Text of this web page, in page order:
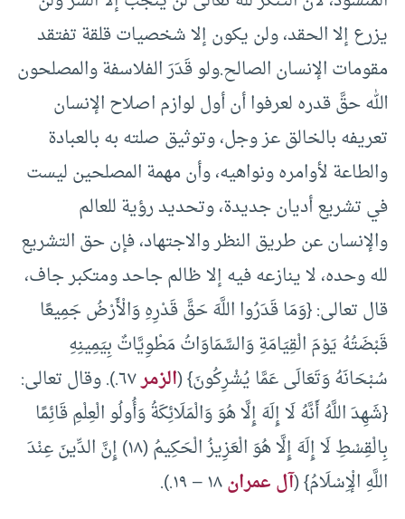
يزرع إلا الحقد، ولن يكون إلا شخصيات قلقة تفتقد
مقومات الإنسان الصالح.ولو قَدَرَ الفلاسفة والمصلحون
الله حقَّ قدره لعرفوا أن أول لوازم اصلاح الإنسان
تعريفه بالخالق عز وجل، وتوثيق صلته به بالعبادة
والطاعة لأوامره ونواهيه، وأن مهمة المصلحين ليست
في تشريع أديان جديدة، وتحديد رؤية للعالم
والإنسان عن طريق النظر والاجتهاد، فإن حق التشريع
لله وحده، لا ينازعه فيه إلا ظالم جاحد ومتكبر جاف،
قال تعالى: {وَمَا قَدَرُوا اللَّهَ حَقَّ قَدْرِهِ وَالْأَرْضُ جَمِيعًا
قَبْضَتُهُ يَوْمَ الْقِيَامَةِ وَالسَّمَاوَاتُ مَطْوِيَّاتٌ بِيَمِينِهِ
سُبْحَانَهُ وَتَعَالَى عَمَّا يُشْرِكُونَ} (الزمر
٦٧.). وقال تعالى:
{شَهِدَ اللَّهُ أَنَّهُ لَا إِلَهَ إِلَّا هُوَ وَالْمَلَائِكَةُ وَأُولُو الْعِلْمِ قَائِمًا
بِالْقِسْطِ لَا إِلَهَ إِلَّا هُوَ الْعَزِيزُ الْحَكِيمُ (١٨) إِنَّ الدِّينَ عِنْدَ
اللَّهِ الْإِسْلَامُ} (آل عمران